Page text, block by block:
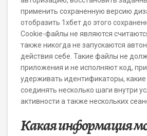
применить сохраненную версию
отобразить 1хбет до этого
Cookie-файлы не являются
также никогда не запускаются
действия себе. Такие файлы не
приложения и не исполняют код,
удерживать идентификаторы,
соединять несколько шаги внутри
активности а также нескольких
Какая информация